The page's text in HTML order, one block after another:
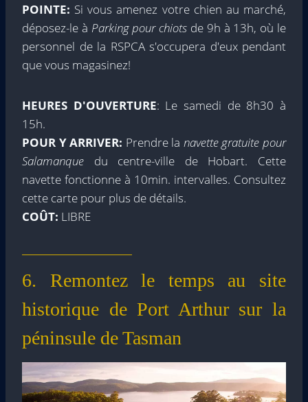
POINTE: Si vous amenez votre chien au marché,
déposez-le à Parking pour chiots de 9h à 13h, où le
personnel de la RSPCA s'occupera d'eux pendant
que vous magasinez!
HEURES D'OUVERTURE: Le samedi de 8h30 à
15h.
POUR Y ARRIVER: Prendre la navette gratuite pour
Salamanque du centre-ville de Hobart. Cette
navette fonctionne à 10min. intervalles. Consultez
cette carte pour plus de détails.
COÛT: LIBRE
6. Remontez le temps au site
historique de Port Arthur sur la
péninsule de Tasman